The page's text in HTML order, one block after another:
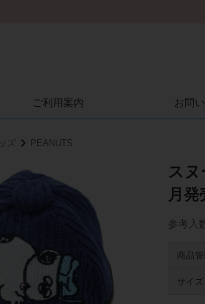
ご利用案内 お問
ズ PEANUTS
ス
月発
参考入
商品管
サイズ